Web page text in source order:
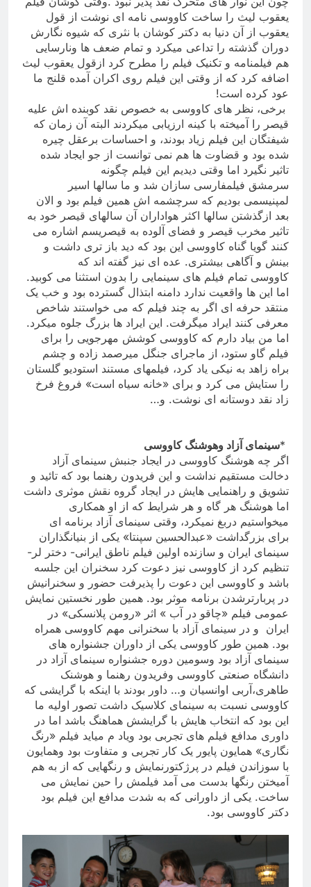
یعقوب لیث را ساخت کاووسی نامه ای نوشت از قول
یعقوب از آن دنیا به دکتر کوشان با نثری که شیوه نگارش
دوران گذشته را تداعی میکرد و تمام ضعف ها ونارسایی
هم فیلمنامه و تکنیک فیلم را مطرح کرد ازقول یعقوب لیث
اضافه کرد که از وقتی این فیلم روی اکران آمده قلنج ما
عود کرده است!
برخی، نظر های کاووسی به خصوص نقد کوبنده اش علیه
قیصر را آمیخته با کینه ارزیابی میکردند البته آن زمان که
شیفتگان این فیلم زیاد بودند، و احساسات برعقل چیره
شده بود و قضاوت ها هم نمی توانست از جو ایجاد شده
تاثیر نگیرد اما وقتی دیدیم این فیلم چگونه
سرمشق فیلمفارسی سازان شد و ما سالها اسیر
لمپنیسمی بودیم که سرچشمه اش همین فیلم بود و الان
بعد ازگذشتن سالها اکثر هواداران آن سالهای قیصر خود به
تاثیر مخرب قیصر و فضای آلوده به قیصریسم اشاره می
کنند گویا گناه کاووسی این بود که دید باز تری داشت و
بینش و آگاهی بیشتری. عده ای نیز گفته اند که
کاووسی تمام فیلم های سینمایی را بدون استثنا می کوبید.
اما این ها واقعیت ندارد دامنه ابتذال گسترده بود و خب یک
منتقد حر فه ای اگر به چند فیلم که می خواستند شاخص
معرفی کنند ایراد میگرفت. این ایراد ها بزرگ جلوه میکرد.
اما من بیاد دارم که کاووسی کوشش مهرجویی را برای
فیلم گاو ستود، از ماجرای جنگل میرصمد زاده و چشم
براه زاهد به نیکی یاد کرد، فیلمهای مستند استودیو گلستان
را ستایش می کرد و برای «خانه سیاه است» فروغ فرخ
زاد نقد دوستانه ای نوشت. و…
*سینمای آزاد وهوشنگ کاووسی
اگر چه هوشنگ کاووسی در ایجاد جنبش سینمای آزاد
دخالت مستقیم نداشت و این فریدون رهنما بود که تائید و
تشویق و راهنمایی هایش در ایجاد گروه نقش موثری داشت
اما هوشنگ هر گاه و هر شرایط که از او همکاری
میخواستیم دربغ نمیکرد، وقتی سینمای آزاد برنامه ای
برای بزرگداشت «عبدالحسین سپنتا» یکی از بنیانگذاران
سینمای ایران و سازنده اولین فیلم ناطق ایرانی- دختر لر-
تنظیم کرد از کاووسی نیز دعوت کرد سخنران این جلسه
باشد و کاووسی این دعوت را پذیرفت حضور و سخنرانیش
در پربارترشدن برنامه موثر بود. همین طور نخستین نمایش
عمومی فیلم «چاقو در آب » اثر «رومن پلانسکی» در
ایران و در سینمای آزاد با سخنرانی مهم کاووسی همراه
بود. همین طور کاووسی یکی از داوران جشنواره های
سینمای آزاد بود وسومین دوره جشنواره سینمای آزاد در
دانشگاه صنعتی کاووسی وفریدون رهنما و هوشنک
طاهری،آربی اوانسیان و… داور بودند با اینکه با گرایشی که
کاووسی نسبت به سینمای کلاسیک داشت تصور اولیه ما
این بود که انتخاب هایش با گرایشش هماهنگ باشد اما در
داوری مدافع فیلم های تجربی بود ویاد م میاید فیلم «رنگ
نگاری» همایون پایور یک کار تجربی و متفاوت بود وهمایون
با سوزاندن فیلم در پرژکتورنمایش و رنگهایی که از به هم
آمیختن رنگها بدست می آمد فیلمش را حین نمایش می
ساخت. یکی از داورانی که به شدت مدافع این فیلم بود
دکتر کاووسی بود.